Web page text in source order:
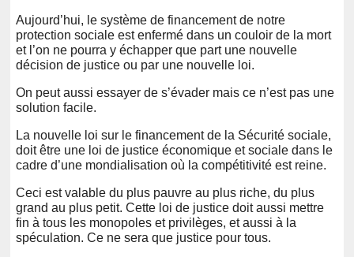
Aujourd’hui, le système de financement de notre
protection sociale est enfermé dans un couloir de la mort
et l’on ne pourra y échapper que part une nouvelle
décision de justice ou par une nouvelle loi.
On peut aussi essayer de s’évader mais ce n’est pas une
solution facile.
La nouvelle loi sur le financement de la Sécurité sociale,
doit être une loi de justice économique et sociale dans le
cadre d’une mondialisation où la compétitivité est reine.
Ceci est valable du plus pauvre au plus riche, du plus
grand au plus petit. Cette loi de justice doit aussi mettre
fin à tous les monopoles et privilèges, et aussi à la
spéculation. Ce ne sera que justice pour tous.